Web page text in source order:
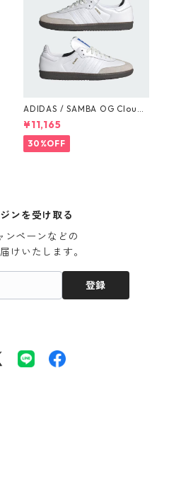
ADIDAS / SAMBA OG Cloud
White / Cloud White / Gum
(IE3439)
¥11,165
30%OFF
ンを受け取る
ンペーンなどの
けいたします。
登録